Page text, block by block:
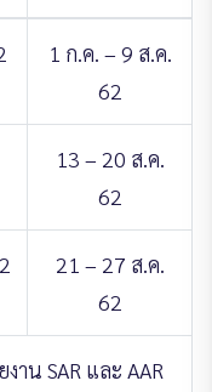
1 ก.ค. – 9 ส.ค.
62
13 – 20 ส.ค.
62
21 – 27 ส.ค.
62
าน SAR และ AAR